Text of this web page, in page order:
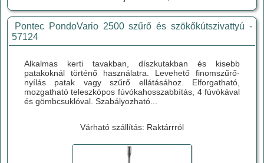
Pontec PondoVario 2500 szűrő és szökőkútszivattyú -
57124
Alkalmas kerti tavakban, díszkutakban és kisebb
patakoknál történő használatra. Levehető finomszűrő-
nyílás patak vagy szűrő ellátásához. Elforgatható,
mozgatható teleszkópos fúvókahosszabbítás, 4 fúvókával
és gömbcsuklóval. Szabályozható...
Várható szállítás: Raktárrról